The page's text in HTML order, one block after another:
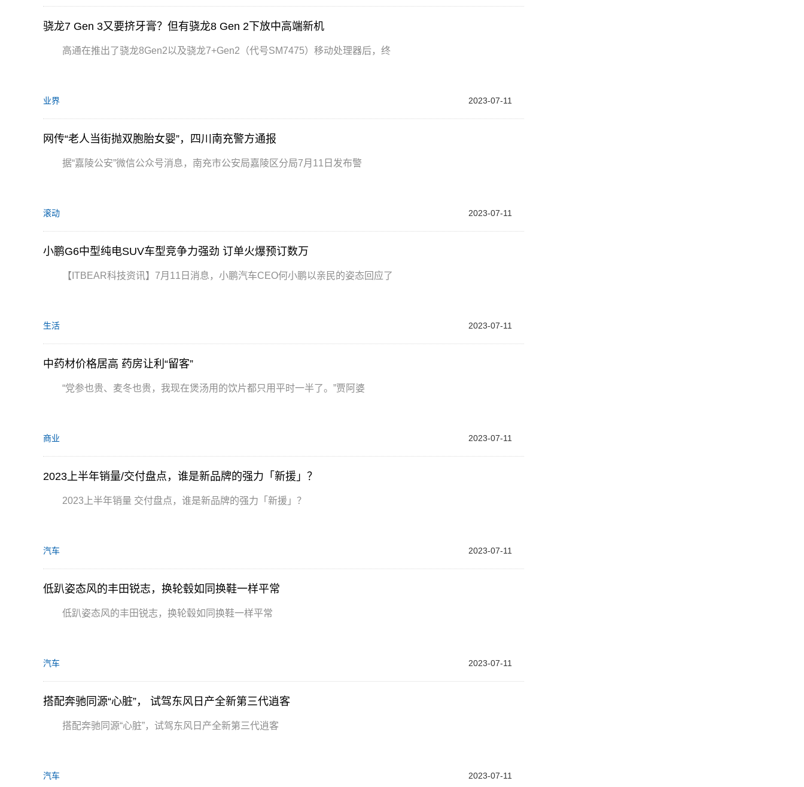
骁龙7 Gen 3又要挤牙膏？但有骁龙8 Gen 2下放中高端新机
高通在推出了骁龙8Gen2以及骁龙7+Gen2（代号SM7475）移动处理器后，终
业界 2023-07-11
网传“老人当街抛双胞胎女婴”，四川南充警方通报
据“嘉陵公安”微信公众号消息，南充市公安局嘉陵区分局7月11日发布警
滚动 2023-07-11
小鹏G6中型纯电SUV车型竞争力强劲 订单火爆预订数万
【ITBEAR科技资讯】7月11日消息，小鹏汽车CEO何小鹏以亲民的姿态回应了
生活 2023-07-11
中药材价格居高 药房让利“留客”
“党参也贵、麦冬也贵，我现在煲汤用的饮片都只用平时一半了。”贾阿婆
商业 2023-07-11
2023上半年销量/交付盘点，谁是新品牌的强力「新援」？
2023上半年销量 交付盘点，谁是新品牌的强力「新援」？
汽车 2023-07-11
低趴姿态风的丰田锐志，换轮毂如同换鞋一样平常
低趴姿态风的丰田锐志，换轮毂如同换鞋一样平常
汽车 2023-07-11
搭配奔驰同源“心脏”， 试驾东风日产全新第三代逍客
搭配奔驰同源“心脏”，试驾东风日产全新第三代逍客
汽车 2023-07-11